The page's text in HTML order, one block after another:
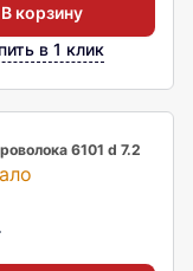
В корзину
в 1 клик
6101 d 7.2